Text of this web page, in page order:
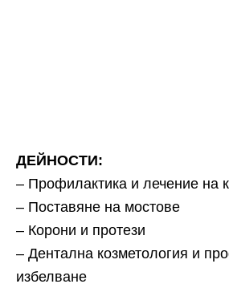
ДЕЙНОСТИ:
– Профилактика и лечение на
– Поставяне на мостове
– Корони и протези
– Дентална козметология и
избелване